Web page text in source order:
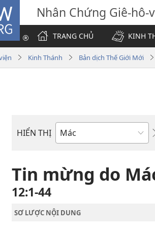
Nhân Chứng Giê-hô-
TRANG CHỦ
KINH
Kinh Thánh Bản dịch Thế Giới Mới
HIỂN THỊ
Sách
Kinh
Thánh
Tin mừng do
12:1-44
SƠ LƯỢC NỘI DUNG